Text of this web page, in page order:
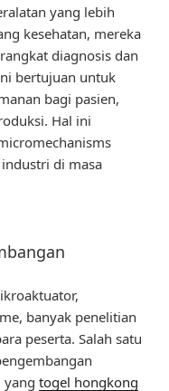
yang lebih
kesehatan, mereka
diagnosis dan
bertujuan untuk
bagi pasien,
Hal ini
di masa
banyak penelitian
peserta. Salah satu
yang togel hongkong